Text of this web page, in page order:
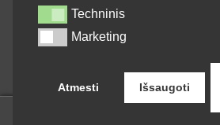
Pirelli
Shinko
TechninisTechninis
MarketingMarketing
Atmesti Išsaugoti